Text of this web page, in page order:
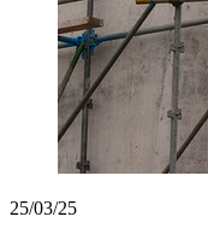
25/03/25